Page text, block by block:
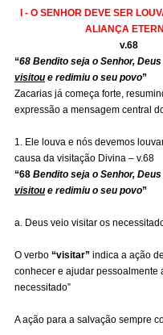
I - O SENHOR DEVE SER
ALIANÇA
v.68
“68 Bendito seja o Senhor,
visitou e redimiu o seu povo”
Zacarias já começa forte,
expressão a mensagem central
1. Ele louva e nós devemos
causa da visitação Divina – v.68
“68 Bendito seja o Senhor,
visitou e redimiu o seu povo”
a. Deus veio visitar os
O verbo “visitar” indica a ação
conhecer e ajudar pessoalmente
necessitado”
A ação para a salvação sempre